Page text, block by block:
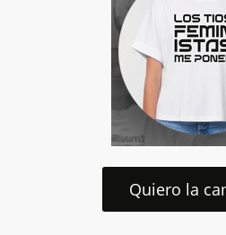
Quiero la